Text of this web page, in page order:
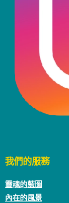
我們的服務
靈魂的藍圖
內在的風景